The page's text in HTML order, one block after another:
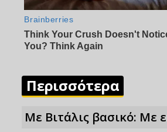
Περισσότερα
Mε Βιτάλις βασικό: Με